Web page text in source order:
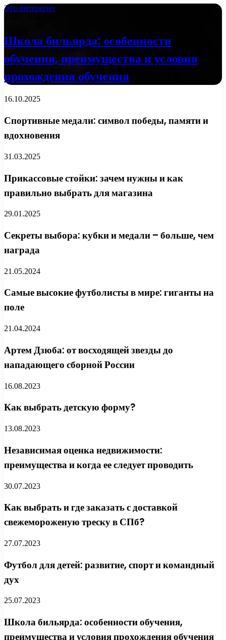
Это интересно
Школа бильярда: особенности
обучения, преимущества и условия
прохождения обучения
16.10.2025
Спортивные медали: символ победы, памяти и
вдохновения
31.03.2025
Прикассовые стойки: зачем нужны и как
правильно выбрать для магазина
29.01.2025
Секреты выбора: кубки и медали – больше, чем
награда
21.05.2024
Самые высокие футболисты в мире: гиганты на
поле
21.04.2024
Артем Дзюба: от восходящей звезды до
нападающего сборной России
16.08.2023
Как выбрать детскую форму?
13.08.2023
Независимая оценка недвижимости:
преимущества и когда ее следует проводить
30.07.2023
Как выбрать и где заказать с доставкой
свежемороженую треску в СПб?
27.07.2023
Футбол для детей: развитие, спорт и командный
дух
25.07.2023
Школа бильярда: особенности обучения,
преимущества и условия прохождения обучения